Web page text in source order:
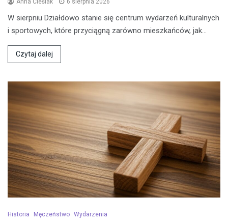
Anna Cieślak 6 sierpnia 2026
W sierpniu Działdowo stanie się centrum wydarzeń kulturalnych
i sportowych, które przyciągną zarówno mieszkańców, jak…
Czytaj dalej
Historia Męczeństwo Wydarzenia